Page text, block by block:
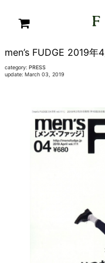
men’s FUDGE 2019年
category: PRESS
update: March 03, 2019